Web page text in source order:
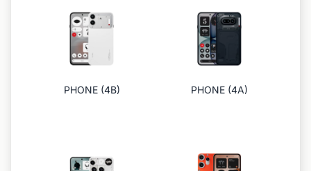
PHONE (4B) PHONE (4A)